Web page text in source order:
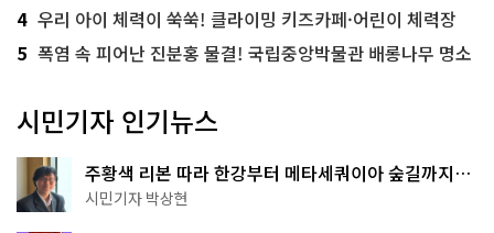
4 우리 아이 체력이 쑥쑥! 클라이밍 키즈카페·어린이 체력장
5 폭염 속 피어난 진분홍 물결! 국립중앙박물관 배롱나무 명소
시민기자 인기뉴스
주황색 리본 따라 한강부터 메타세쿼이아 숲길까지…
서울둘레길 15코스
시민기자 박상현